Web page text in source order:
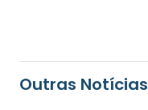
Outras Notícias